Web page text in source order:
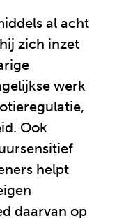
al acht
zich inzet
werk
Ook
helpt
daarvan op